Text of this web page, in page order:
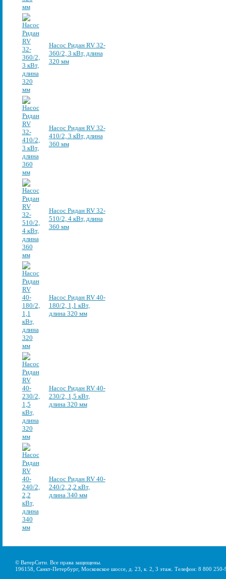
Насос Ридан RV 32-
360/2, 3 кВт, длина
320 мм
Насос Ридан RV 32-
410/2, 3 кВт, длина
360 мм
Насос Ридан RV 32-
510/2, 4 кВт, длина
360 мм
Насос Ридан RV 40-
180/2, 1,1 кВт,
длина 320 мм
Насос Ридан RV 40-
230/2, 1,5 кВт,
длина 320 мм
Насос Ридан RV 40-
240/2, 2,2 кВт,
длина 340 мм
© ВатерСити. Все права защищены.
196158, Санкт-Петербург, Московское шоссе, д. 23, к. 2, 3 этаж. Телефон: 8 800